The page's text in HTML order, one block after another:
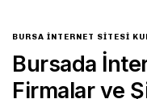
BURSA İNTERNET SITESI
Bursada
Firmalar ve